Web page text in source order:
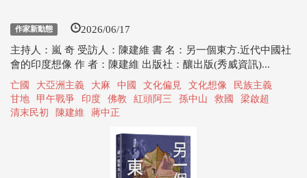
作家新動態 2026/06/17
主持人：嵐 奇 受訪人：陳建維 書 名：另一個東方.近代中國社
會的印度想像 作 者：陳建維 出版社：釀出版(秀威資訊)...
亡國 大亞洲主義 大麻 中國 文化偏見 文化想像
民族主義
甘地
甲午戰爭 印度 佛教 紅頭阿三 孫中山 救國
梁啟超
清末民初
陳建維 蔣中正